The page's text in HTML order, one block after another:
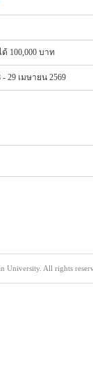
100,000 บาท
- 29 เมษายน 2569
All rights